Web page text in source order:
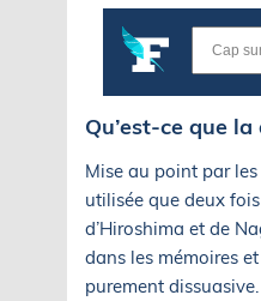
Qu’est-ce que
Mise au point par
utilisée que deux
d’Hiroshima et de
dans les mémoires
purement